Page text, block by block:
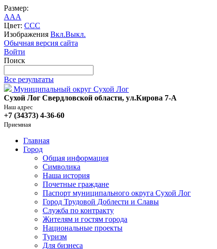
Размер:
AAA
Цвет: CCC
Изображения Вкл.Выкл.
Обычная версия сайта
Войти
Поиск
Все результаты
Муниципальный округ Сухой Лог
Сухой Лог Свердловской области, ул.Кирова 7-А
Наш адрес
+7 (34373) 4-36-60
Приемная
Главная
Город
Общая информация
Символика
Наша история
Почетные граждане
Паспорт муниципального округа Сухой Лог
Город Трудовой Доблести и Славы
Служба по контракту
Жителям и гостям города
Национальные проекты
Туризм
Для бизнеса